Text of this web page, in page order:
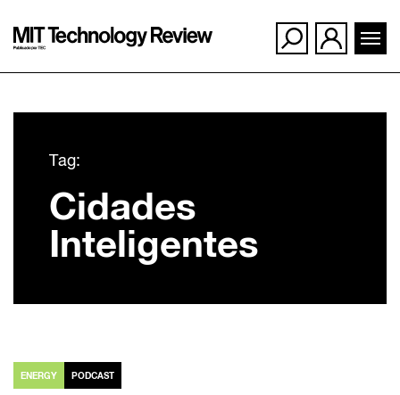
conteúdo
Tag:
Cidades
Inteligentes
ENERGY PODCAST